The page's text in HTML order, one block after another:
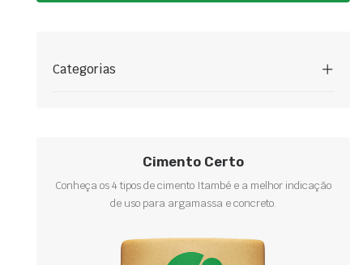
Categorias
Cimento Certo
Conheça os 4 tipos de cimento Itambé e a melhor indicação
de uso para argamassa e concreto.